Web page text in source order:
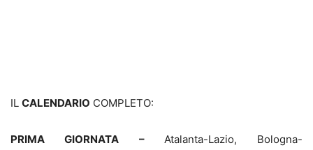
IL CALENDARIO COMPLETO:
PRIMA GIORNATA – Atalanta-Lazio, Bologna-